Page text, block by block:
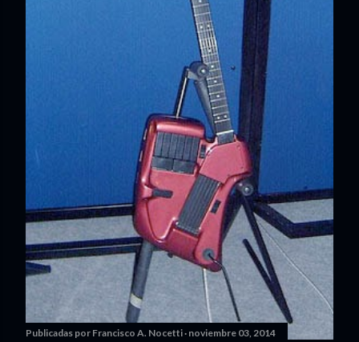
Publicadas por Francisco A. Nocetti noviembre 03, 2014